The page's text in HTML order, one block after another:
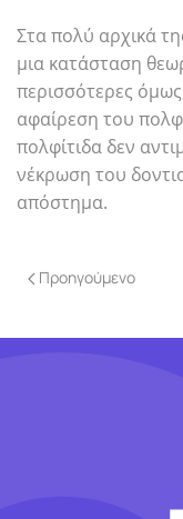
Στα πολύ αρχικά
μια κατάσταση
περισσότερες
αφαίρεση του
πολφίτιδα δεν
νέκρωση του
απόστημα.
Προηγούμενο